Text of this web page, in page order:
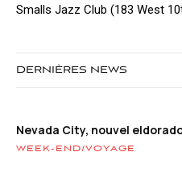
Smalls Jazz Club (183 West
DERNIÈRES NEWS
Nevada City, nouvel
WEEK-END/VOYAGE